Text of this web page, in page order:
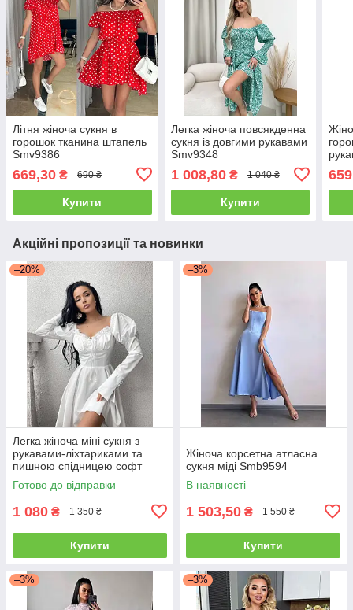
Літня жіноча сукня в
горошок тканина штапель
Smv9386
669,30 ₴ 690 ₴
Купити
Легка жіноча повсякденна
сукня із довгими рукавами
Smv9348
1 008,80₴ 1 040 ₴
Купити
Акційні пропозиції та новинки
–20%
Легка жіноча міні сукня з
рукавами-ліхтариками та
пишною спідницею софт
Sms8406
Готово до відправки
1 080 ₴ 1 350 ₴
Купити
–3%
Жіноча корсетна атласна
сукня міді Smb9594
В наявності
1 503,50 ₴ 1 550 ₴
Купити
–3% –3%